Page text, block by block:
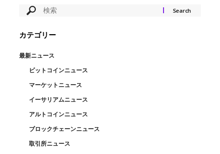
カテゴリー
最新ニュース
ビットコインニュース
マーケットニュース
イーサリアムニュース
アルトコインニュース
ブロックチェーンニュース
取引所ニュース